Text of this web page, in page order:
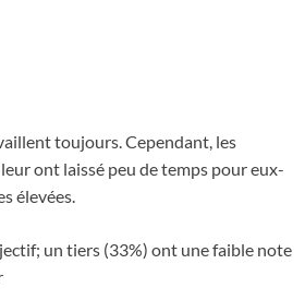
toujours. Cependant, les
ont laissé peu de temps pour eux-
élevées.
un tiers (33%) ont une faible note